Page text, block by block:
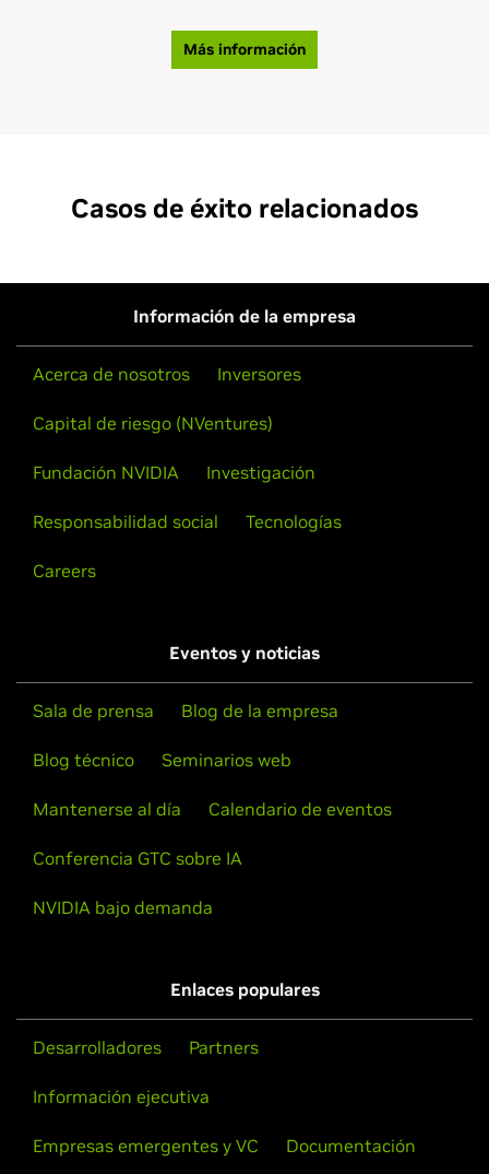
Más información
Casos de éxito relacionados
Información de la empresa
Acerca de nosotros Inversores
Capital de riesgo (NVentures)
Fundación NVIDIA Investigación
Responsabilidad social Tecnologías
Careers
Eventos y noticias
Sala de prensa Blog de la empresa
Blog técnico Seminarios web
Mantenerse al día Calendario de eventos
Conferencia GTC sobre IA
NVIDIA bajo demanda
Enlaces populares
Desarrolladores Partners
Información ejecutiva
Empresas emergentes y VC Documentación